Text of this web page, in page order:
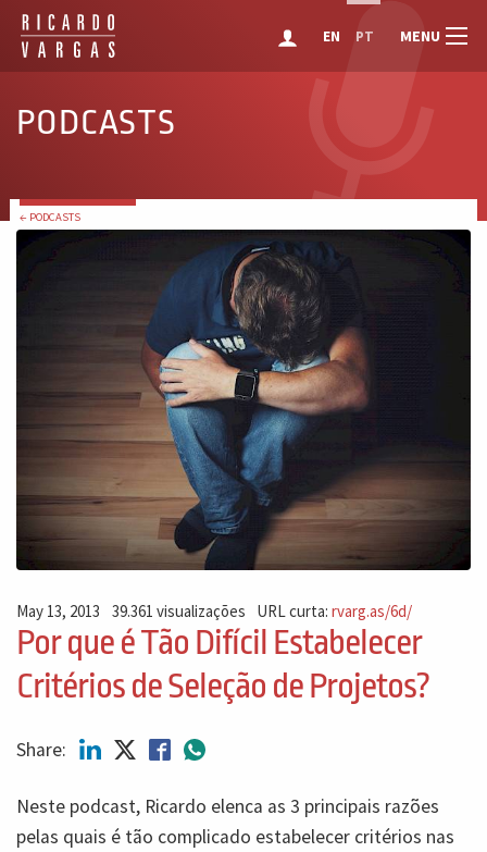
EN PT MENU
PODCASTS
← PODCASTS
May 13, 2013 39.361 visualizações URL curta:rvarg.as/6d/
Por que é Tão Difícil Estabelecer
Critérios de Seleção de Projetos?
Share:
Neste podcast, Ricardo elenca as 3 principais razões
pelas quais é tão complicado estabelecer critérios nas